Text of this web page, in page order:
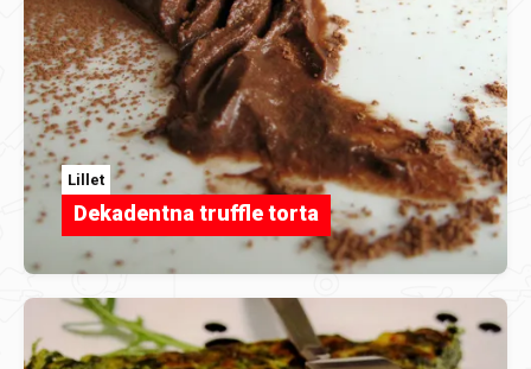
Lillet
Dekadentna truffle torta